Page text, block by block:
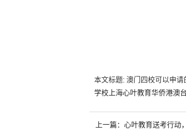
本文标题: 澳门四校可以申
学校上海心叶教育华侨港澳
上一篇：心叶教育送考行动